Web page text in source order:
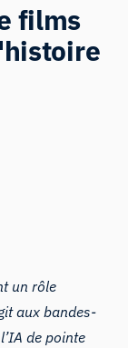
films
un rôle
auxbandes-
de pointe